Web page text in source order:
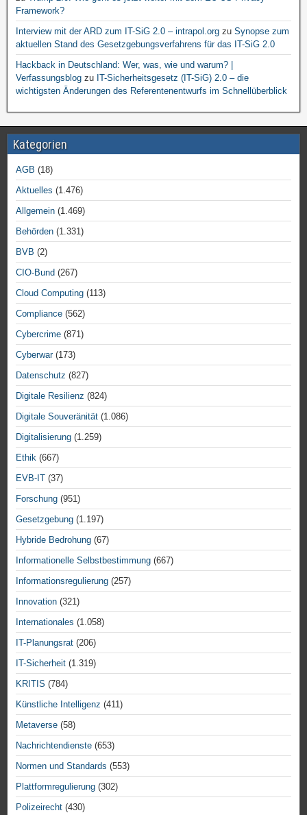
Framework?
Interview mit der ARD zum IT-SiG 2.0 – intrapol.org zu Synopse zum
aktuellen Stand des Gesetzgebungsverfahrens für das IT-SiG 2.0
Hackback in Deutschland: Wer, was, wie und warum? |
Verfassungsblog zu IT-Sicherheitsgesetz (IT-SiG) 2.0 – die
wichtigsten Änderungen des Referentenentwurfs im Schnellüberblick
Kategorien
AGB (18)
Aktuelles (1.476)
Allgemein (1.469)
Behörden (1.331)
BVB (2)
CIO-Bund (267)
Cloud Computing (113)
Compliance (562)
Cybercrime (871)
Cyberwar(173)
Datenschutz (827)
Digitale Resilienz (824)
Digitale Souveränität (1.086)
Digitalisierung (1.259)
Ethik (667)
EVB-IT (37)
Forschung (951)
Gesetzgebung (1.197)
Hybride Bedrohung (67)
Informationelle Selbstbestimmung (667)
Informationsregulierung (257)
Innovation (321)
Internationales (1.058)
IT-Planungsrat (206)
IT-Sicherheit (1.319)
KRITIS (784)
Künstliche Intelligenz (411)
Metaverse (58)
Nachrichtendienste (653)
Normen und Standards (553)
Plattformregulierung (302)
Polizeirecht (430)